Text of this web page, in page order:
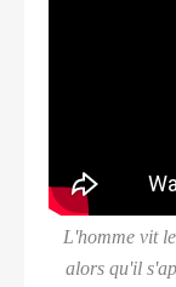
L'homme vit
alors qu'il